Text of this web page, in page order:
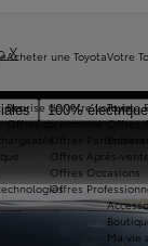
100%
Acheter une Toyota
Reprise de votre voiture
Offres du moment
Offres Après-
Offres Occasions
Offres
Votre
Toyota
Offres
Ma vie
X